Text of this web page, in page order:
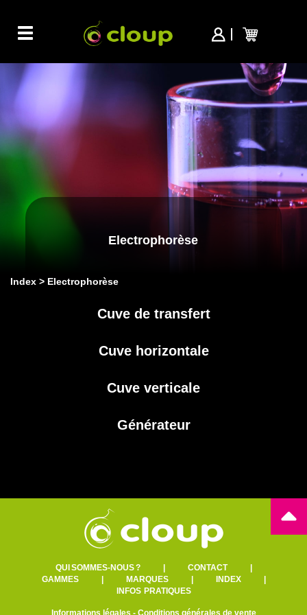
Toggle
navigation
Electrophorèse
Index Electrophorèse
Cuve de transfert
Cuve horizontale
Cuve verticale
Générateur
QUI SOMMES-NOUS ?| CONTACT|
GAMMES| MARQUES| INDEX|
INFOS PRATIQUES
Informations légales - Conditions générales de vente